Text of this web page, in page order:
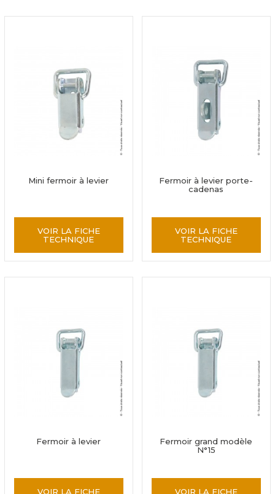
gamme !
Mini fermoir à levier
VOIR LA FICHE
TECHNIQUE
Fermoir à levier porte-
cadenas
VOIR LA FICHE
TECHNIQUE
Fermoir à levier
VOIR LA FICHE
Fermoir grand modèle
N°15
VOIR LA FICHE